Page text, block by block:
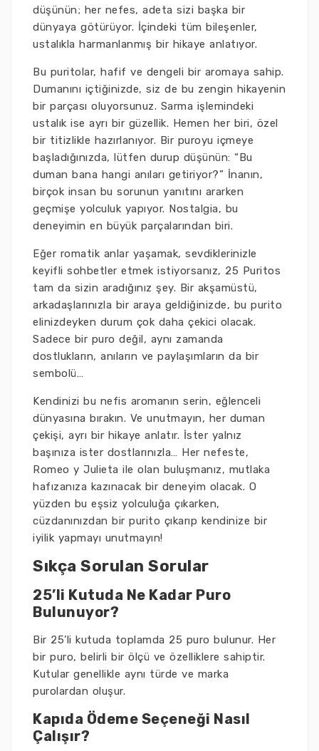
düşünün; her nefes, adeta sizi başka bir
dünyaya götürüyor. İçindeki tüm bileşenler,
ustalıkla harmanlanmış bir hikaye anlatıyor.
Bu puritolar, hafif ve dengeli bir aromaya sahip.
Dumanını içtiğinizde, siz de bu zengin hikayenin
bir parçası oluyorsunuz. Sarma işlemindeki
ustalık ise ayrı bir güzellik. Hemen her biri, özel
bir titizlikle hazırlanıyor. Bir puroyu içmeye
başladığınızda, lütfen durup düşünün: “Bu
duman bana hangi anıları getiriyor?” İnanın,
birçok insan bu sorunun yanıtını ararken
geçmişe yolculuk yapıyor. Nostalgia, bu
deneyimin en büyük parçalarından biri.
Eğer romatik anlar yaşamak, sevdiklerinizle
keyifli sohbetler etmek istiyorsanız, 25 Puritos
tam da sizin aradığınız şey. Bir akşamüstü,
arkadaşlarınızla bir araya geldiğinizde, bu purito
elinizdeyken durum çok daha çekici olacak.
Sadece bir puro değil, aynı zamanda
dostlukların, anıların ve paylaşımların da bir
sembolü…
Kendinizi bu nefis aromanın serin, eğlenceli
dünyasına bırakın. Ve unutmayın, her duman
çekişi, ayrı bir hikaye anlatır. İster yalnız
başınıza ister dostlarınızla… Her nefeste,
Romeo y Julieta ile olan buluşmanız, mutlaka
hafızanıza kazınacak bir deneyim olacak. O
yüzden bu eşsiz yolculuğa çıkarken,
cüzdanınızdan bir purito çıkarıp kendinize bir
iyilik yapmayı unutmayın!
Sıkça Sorulan Sorular
25’li Kutuda Ne Kadar Puro
Bulunuyor?
Bir 25’li kutuda toplamda 25 puro bulunur. Her
bir puro, belirli bir ölçü ve özelliklere sahiptir.
Kutular genellikle aynı türde ve marka
purolardan oluşur.
Kapıda Ödeme Seçeneği Nasıl
Çalışır?